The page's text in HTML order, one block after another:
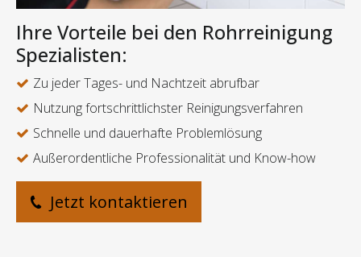
Ihre Vorteile bei den Rohrreinigung
Spezialisten:
Zu jeder Tages- und Nachtzeit abrufbar
Nutzung fortschrittlichster Reinigungsverfahren
Schnelle und dauerhafte Problemlösung
Außerordentliche Professionalität und Know-how
Jetzt kontaktieren